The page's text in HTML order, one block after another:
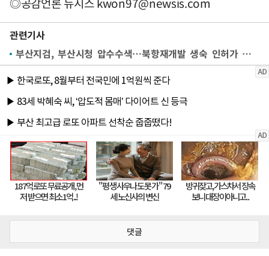
관련기사
부산지검, 부산시청 압수수색…북항재개발 생숙 인허가 관련
댓글